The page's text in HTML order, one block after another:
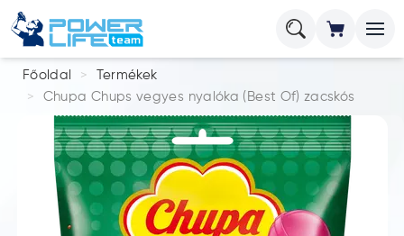
Főoldal
Termékek
Chupa Chups vegyes nyalóka (Best Of) zacskós